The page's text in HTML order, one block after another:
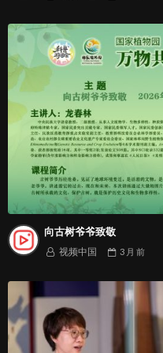
向古树爷爷致敬
视频中国 3 月 前